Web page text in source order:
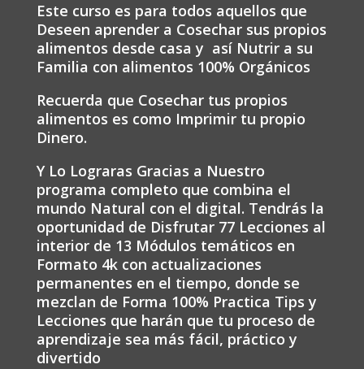
Este curso es para todos aquellos que
Deseen aprender a Cosechar sus propios
alimentos desde casa y así Nutrir a su
Familia con alimentos 100% Orgánicos
Recuerda que Cosechar tus propios
alimentos es como Imprimir tu propio
Dinero.
Y Lo Lograras Gracias a Nuestro
programa completo que combina el
mundo Natural con el digital. Tendrás la
oportunidad de Disfrutar 77 Lecciones al
interior de 13 Módulos temáticos en
Formato 4k con actualizaciones
permanentes en el tiempo, donde se
mezclan de Forma 100% Practica Tips y
Lecciones que harán que tu proceso de
aprendizaje sea más fácil, práctico y
divertido